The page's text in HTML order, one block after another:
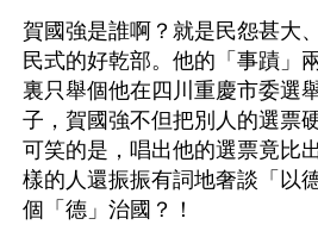
賀國強是誰啊？就是民怨甚大
民式的好乾部。他的「事蹟」
裏只舉個他在四川重慶市委選
子，賀國強不但把別人的選票
可笑的是，唱出他的選票竟比
樣的人還振振有詞地奢談「以
個「德」治國？！